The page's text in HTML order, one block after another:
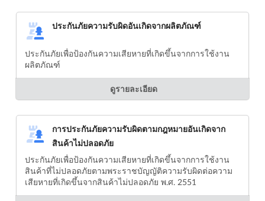
ประกันภัยความรับผิดอันเกิดจากผลิตภัณฑ์
ประกันภัยเพื่อป้องกันความเสียหายที่เกิดขึ้นจากการใช้งาน
ผลิตภัณฑ์
ดูรายละเอียด
การประกันภัยความรับผิดตามกฎหมายอันเกิดจาก
สินค้าไม่ปลอดภัย
ประกันภัยเพื่อป้องกันความเสียหายที่เกิดขึ้นจากการใช้งาน
สินค้าที่ไม่ปลอดภัยตามพระราชบัญญัติความรับผิดต่อความ
เสียหายที่เกิดขึ้นจากสินค้าไม่ปลอดภัย พ.ศ. 2551